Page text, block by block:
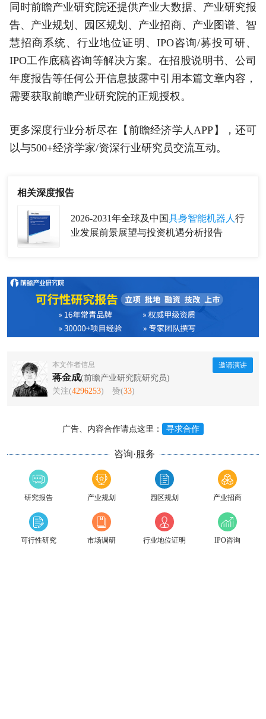
同时前瞻产业研究院还提供产业大数据、产业研究报
告、产业规划、园区规划、产业招商、产业图谱、智
慧招商系统、行业地位证明、IPO咨询/募投可研、
IPO工作底稿咨询等解决方案。在招股说明书、公司
年度报告等任何公开信息披露中引用本篇文章内容，
需要获取前瞻产业研究院的正规授权。
更多深度行业分析尽在【前瞻经济学人APP】，还可
以与500+经济学家/资深行业研究员交流互动。
相关深度报告
2026-2031年全球及中国具身智能机器人 行
业发展前景展望与投资机遇分析报告
本文作者信息
蒋金成(前瞻产业研究院研究员)
关注(4296253) 赞(33)
邀请演讲
广告、内容合作请点这里： 寻求合作
咨询·服务
研究报告 产业规划 园区规划 产业招商
可行性研究 市场调研 行业地位证明 IPO咨询